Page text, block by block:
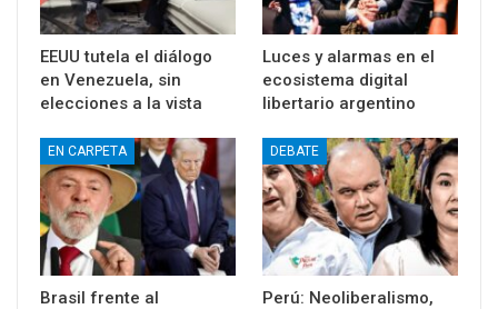
EEUU tutela el diálogo
en Venezuela, sin
elecciones a la vista
Luces y alarmas en el
ecosistema digital
libertario argentino
EN CARPETA
Brasil frente al
DEBATE
Perú: Neoliberalismo,